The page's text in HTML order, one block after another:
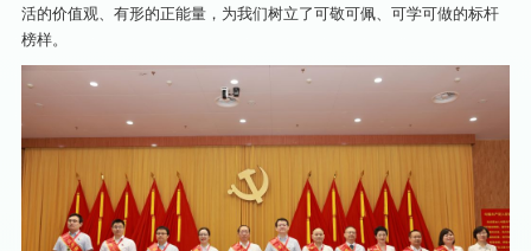
活的价值观、有形的正能量，为我们树立了可敬可佩、可学可做的标杆
榜样。